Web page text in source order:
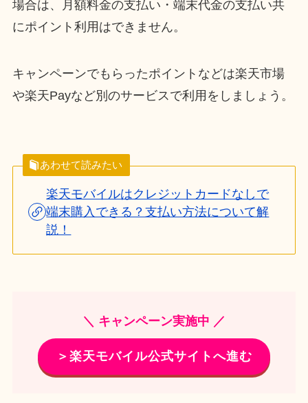
場合は、月額料金の支払い・端末代金の支払い共
にポイント利用はできません。
キャンペーンでもらったポイントなどは楽天市場
や楽天Payなど別のサービスで利用をしましょう。
あわせて読みたい
楽天モバイルはクレジットカードなしで
端末購入できる？支払い方法について解
説！
＼ キャンペーン実施中 ／
＞楽天モバイル公式サイトへ進む